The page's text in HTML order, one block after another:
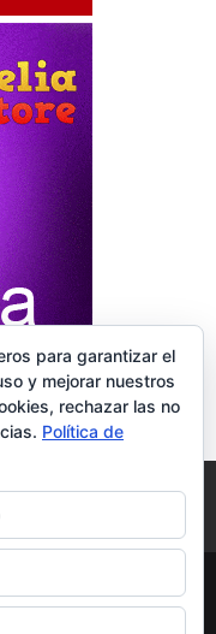
Google
por
para garantizar el
y mejorar nuestros
rechazar las no
Política de